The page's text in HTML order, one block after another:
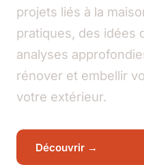
projets liés à la
pratiques, des idées
analyses
rénover et embellir
votre extérieur.
Découvrir →